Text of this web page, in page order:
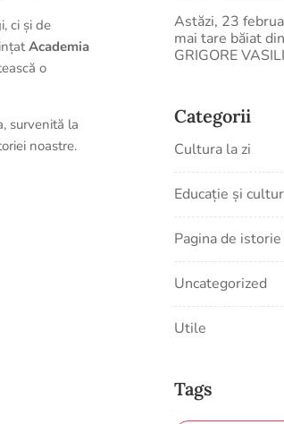
ci și de
Academia
o
survenită la
noastre.
Astăzi, 23
mai tare băiat
GRIGORE
Categorii
Cultura la zi
Educație și
Pagina de istorie
Uncategorized
Utile
Tags